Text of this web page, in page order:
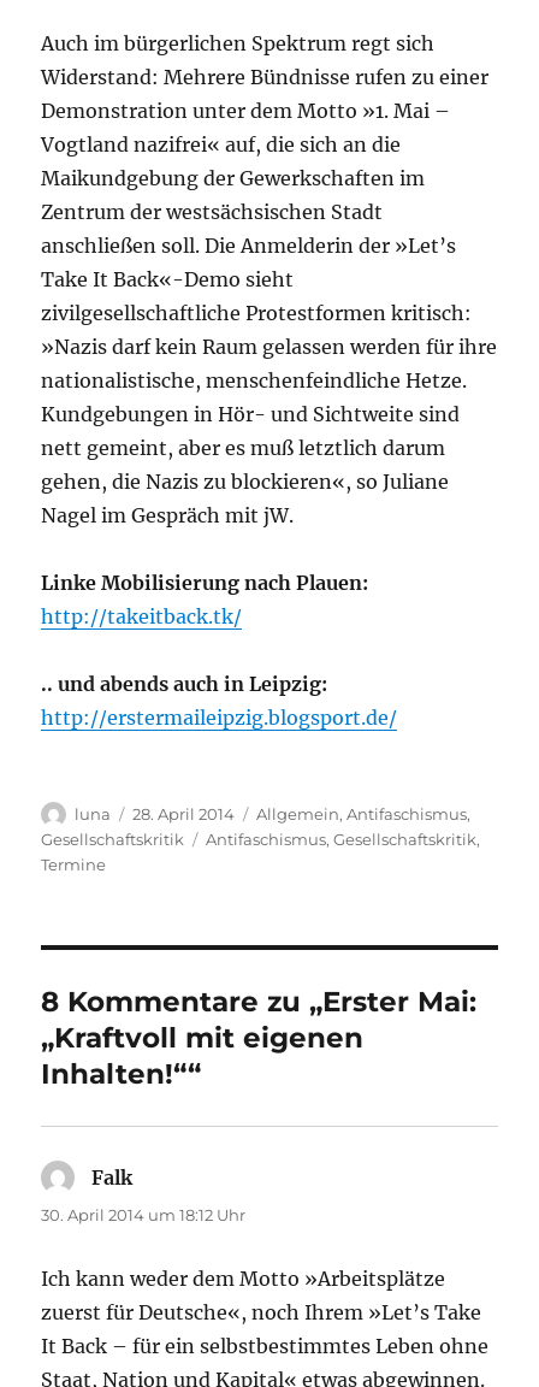
Auch im bürgerlichen Spektrum regt sich
Widerstand: Mehrere Bündnisse rufen zu einer
Demonstration unter dem Motto »1. Mai –
Vogtland nazifrei« auf, die sich an die
Maikundgebung der Gewerkschaften im
Zentrum der westsächsischen Stadt
anschließen soll. Die Anmelderin der »Let’s
Take It Back«-Demo sieht
zivilgesellschaftliche Protestformen kritisch:
»Nazis darf kein Raum gelassen werden für ihre
nationalistische, menschenfeindliche Hetze.
Kundgebungen in Hör- und Sichtweite sind
nett gemeint, aber es muß letztlich darum
gehen, die Nazis zu blockieren«, so Juliane
Nagel im Gespräch mit jW.
Linke Mobilisierung nach Plauen:
http://takeitback.tk/
.. und abends auch in Leipzig:
http://erstermaileipzig.blogsport.de/
Autor
luna
Veröffentlicht
am
28. April 2014 Kategorien
Allgemein,Antifaschismus,
Gesellschaftskritik
Schlagwörter
Antifaschismus,Gesellschaftskritik,
Termine
8 Kommentare zu „Erster Mai:
„Kraftvoll mit eigenen
Inhalten!““
Falk
30. April 2014 um 18:12 Uhr
Ich kann weder dem Motto »Arbeitsplätze
zuerst für Deutsche«, noch Ihrem »Let’s Take
It Back – für ein selbstbestimmtes Leben ohne
Staat, Nation und Kapital« etwas abgewinnen.